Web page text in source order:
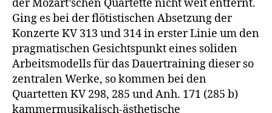
der Mozart’schen Quartette nicht weit entfernt.
Ging es bei der flötistischen Absetzung der
Konzerte KV 313 und 314 in erster Linie um den
pragmatischen Gesichtspunkt eines soliden
Arbeitsmodells für das Dauertraining dieser so
zentralen Werke, so kommen bei den
Quartetten KV 298, 285 und Anh. 171 (285 b)
kammermusikalisch-ästhetische